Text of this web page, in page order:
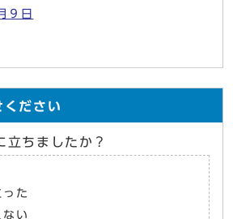
９日
ください
立ちましたか？
た
い